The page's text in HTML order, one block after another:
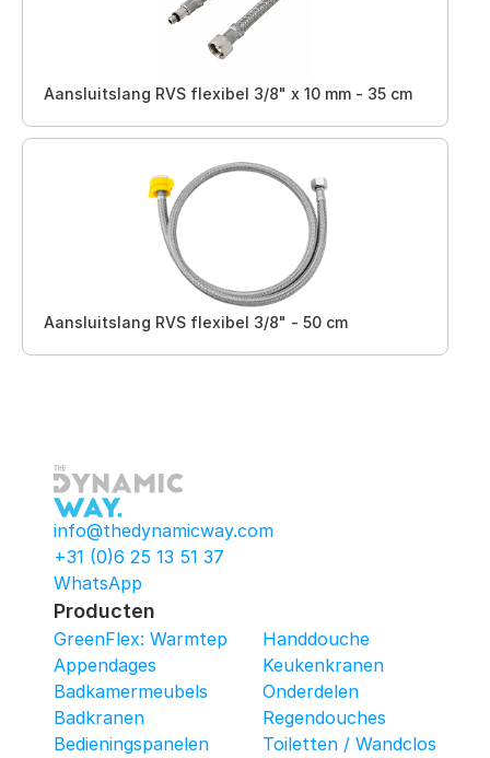
Aansluitslang RVS flexibel 3/8" x 10 mm - 35 cm
Aansluitslang RVS flexibel 3/8" - 50 cm
info@thedynamicway.com
+31 (0)6 25 13 51 37
WhatsApp
Producten
GreenFlex: Warmtepomop-Box
Appendages
Badkamermeubels
Badkranen
Bedieningspanelen
Handdouche
Keukenkranen
Onderdelen
Regendouches
Toiletten / Wandcloset